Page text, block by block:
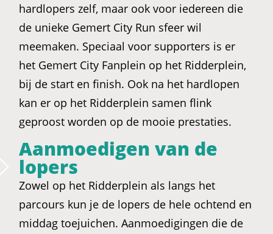
hardlopers zelf, maar ook voor iedereen die
de unieke Gemert City Run sfeer wil
meemaken. Speciaal voor supporters is er
het Gemert City Fanplein op het Ridderplein,
bij de start en finish. Ook na het hardlopen
kan er op het Ridderplein samen flink
geproost worden op de mooie prestaties.
Aanmoedigen van de
lopers
Zowel op het Ridderplein als langs het
parcours kun je de lopers de hele ochtend en
middag toejuichen. Aanmoedigingen die de